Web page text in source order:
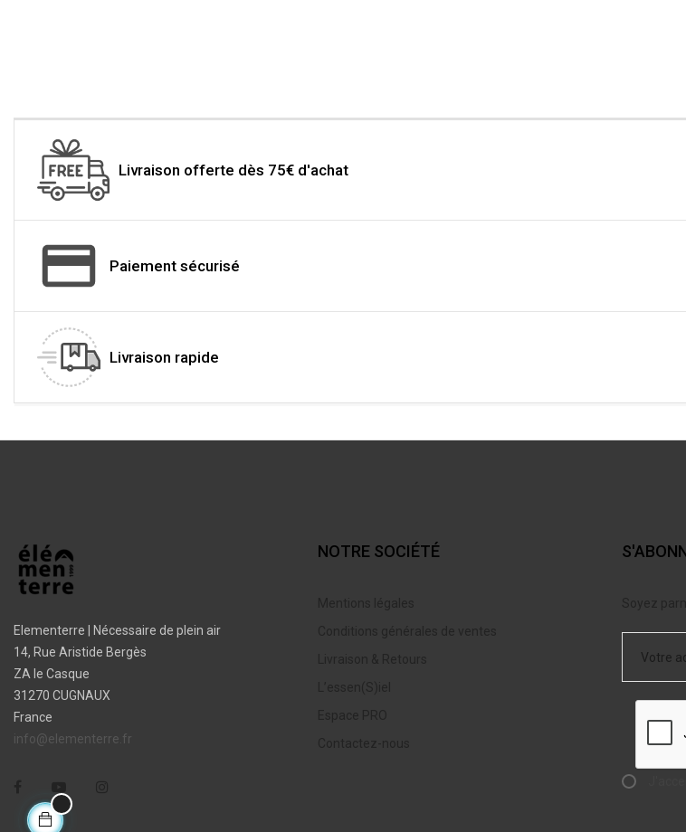
Livraison offerte dès 75€ d'achat
Paiement sécurisé
Livraison rapide
Elementerre | Nécessaire de plein air
14, Rue Aristide Bergès
ZA le Casque
31270 CUGNAUX
France
info@elementerre.fr
NOTRE SOCIÉTÉ